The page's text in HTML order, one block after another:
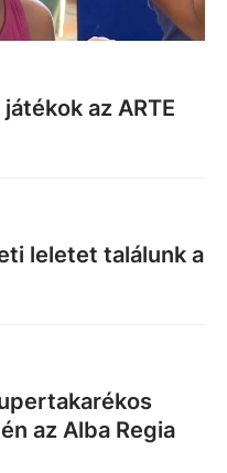
az ARTE
leletet találunk a
az Alba Regia